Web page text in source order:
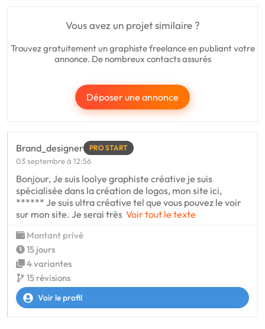
Vous avez un projet similaire ?
Trouvez gratuitement un graphiste freelance en publiant votre
annonce. De nombreux contacts assurés
Déposer une annonce
Brand_designer PRO START
03 septembre à 12:56
Bonjour, Je suis loolye graphiste créative je suis
spécialisée dans la création de logos, mon site ici,
****** Je suis ultra créative tel que vous pouvez le voir
sur mon site. Je serai très Voir tout le texte
Montant privé
15 jours
4 variantes
15 révisions
Voir le profil